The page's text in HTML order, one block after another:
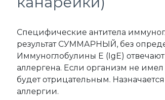
Специфические антитела
результат СУММАРНЫЙ, без
Иммуноглобулины Е (IgE)
аллергена. Если организм не
будет отрицательным.
аллергии.